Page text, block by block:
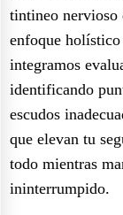
tintineo nervioso
enfoque
integramos
identificando
escudos
que elevan tu
todo mientras
ininterrumpido.